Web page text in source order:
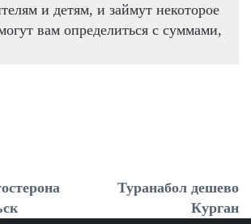
и детям, и займут некоторое
вам определиться с суммами,
Туранабол дешево
Курган